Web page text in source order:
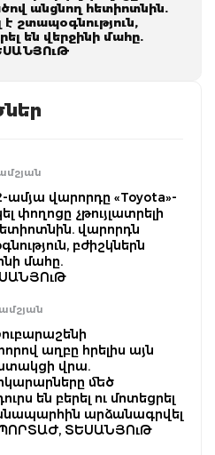
անցնող հետիոտնին.
շտապօգնություն,
են վերջինի մահը.
ամյա վարորդը «Toyota»-
փողոցը չթույլատրելի
վարորդն
բժիշկներն
մահը.
աղբը հրելիս այն
վրա.
մեծ
են բերել ու մոտեցրել
արձանագրվել
ՏԵՍԱՆՅՈւԹ